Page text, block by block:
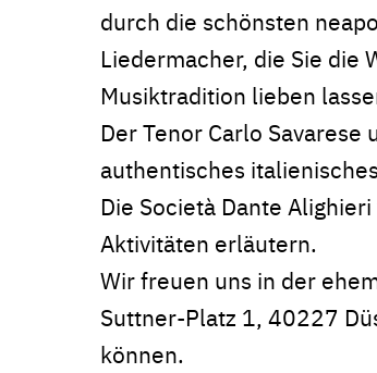
durch die schönsten
Liedermacher, die Sie die
Musiktradition lieben
Der Tenor Carlo
authentisches
Die Società Dante
Aktivitäten erläutern.
Wir freuen uns in der
Suttner-Platz 1, 40227
können.